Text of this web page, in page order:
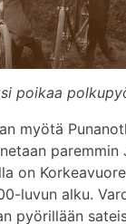
poikaa
myötä
paremmin
on
luvun alku.
pyörillään